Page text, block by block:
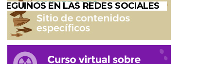
SEGUINOS EN LAS REDES SOCIALES